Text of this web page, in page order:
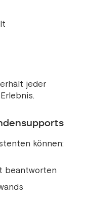
jeder
können:
beantworten